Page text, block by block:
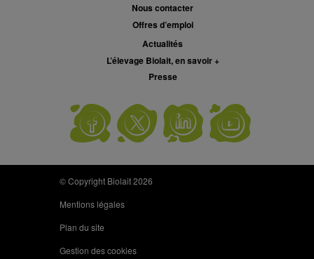
Nous contacter
Offres d’emploi
Actualités
L’élevage Biolait, en savoir +
Presse
© Copyright Biolait 2026
Mentions légales
Plan du site
Gestion des cookies